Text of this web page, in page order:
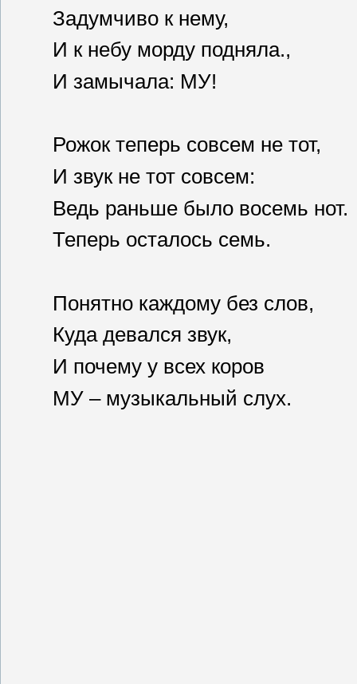
Задумчиво к нему,
И к небу морду подняла.,
И замычала: МУ!
Рожок теперь совсем не тот,
И звук не тот совсем:
Ведь раньше было восемь нот.
Теперь осталось семь.
Понятно каждому без слов,
Куда девался звук,
И почему у всех коров
МУ – музыкальный слух.